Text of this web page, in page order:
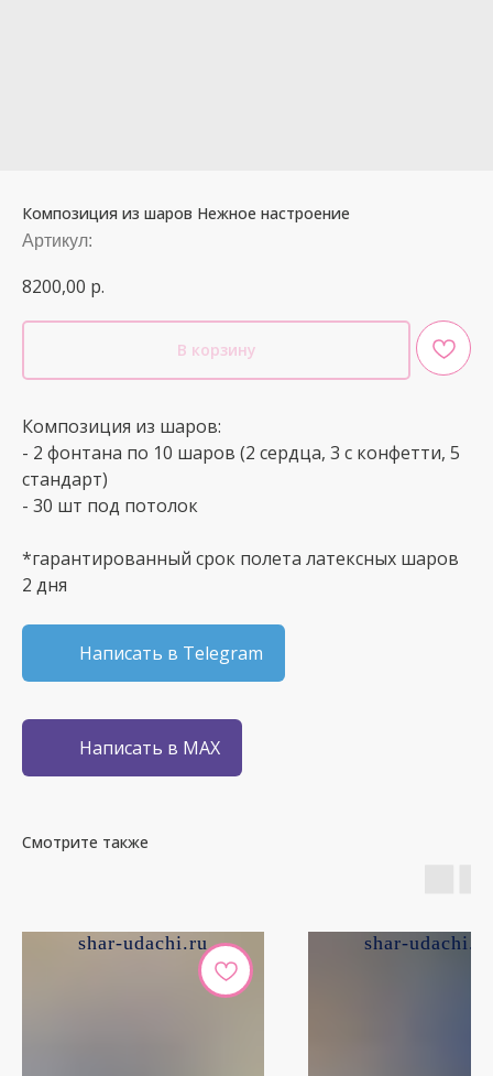
Композиция из шаров Нежное настроение
Артикул:
8200,00 р.
В корзину
Композиция из шаров:
- 2 фонтана по 10 шаров (2 сердца, 3 с конфетти, 5
стандарт)
- 30 шт под потолок
*гарантированный срок полета латексных шаров
2 дня
Написать в Telegram
Написать в MAX
Смотрите также
shar-udachi.ru shar-udachi.ru